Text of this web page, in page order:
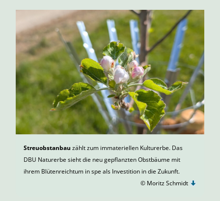
Streuobstanbau zählt zum immateriellen Kulturerbe. Das
DBU Naturerbe sieht die neu gepflanzten Obstbäume mit
ihrem Blütenreichtum in spe als Investition in die Zukunft.
© Moritz Schmidt